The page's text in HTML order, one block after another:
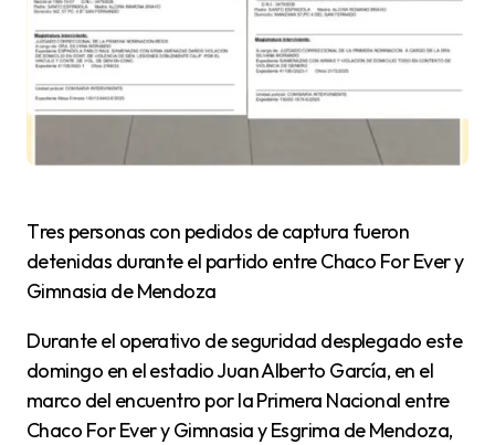
Tres personas con pedidos de captura fueron
detenidas durante el partido entre Chaco For Ever y
Gimnasia de Mendoza
Durante el operativo de seguridad desplegado este
domingo en el estadio Juan Alberto García, en el
marco del encuentro por la Primera Nacional entre
Chaco For Ever y Gimnasia y Esgrima de Mendoza,